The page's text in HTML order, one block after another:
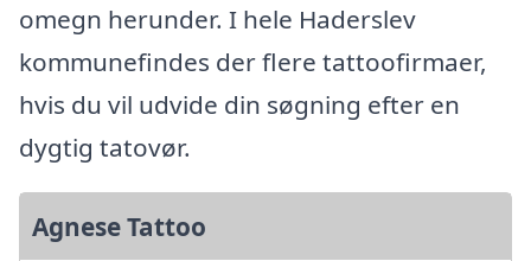
omegn herunder. I hele Haderslev
kommunefindes der flere tattoofirmaer,
hvis du vil udvide din søgning efter en
dygtig tatovør.
Agnese Tattoo